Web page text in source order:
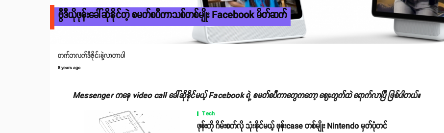
ဗွီဒီယိုဖုန်းခေါ်ဆိုနိုင်တဲ့ စမတ်စပီကာသစ်တစ်မျိုး Facebook မိတ်ဆက်
တက်ဘလက်ဒီဇိုင်းနဲ့လာတာပါ
8 years ago
Messenger ကနေ video call ခေါ်ဆိုနိုင်မယ့် Facebook ရဲ့ စမတ်စပီကာတွေကတော့ ဈေးကွက်ထဲ ရောက်လာပြီ ဖြစ်ပါတယ်။
Tech
ဖုန်းကို ဂိမ်းစက်လို သုံးနိုင်မယ့် ဖုန်းcase တစ်မျိုး Nintendo မှတ်ပုံတင်